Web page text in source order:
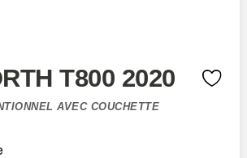
T800 2020
AVEC COUCHETTE